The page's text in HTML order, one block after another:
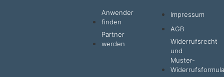
Anwender
finden
Partner
werden
Impressum
AGB
Widerrufsrecht
und
Muster-